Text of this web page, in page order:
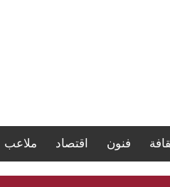
فنون اقتصاد ملاعب